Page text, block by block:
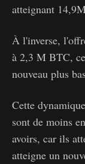
atteignant
À l'inverse,
à 2,3 M BTC,
nouveau plus
Cette
sont de moins
avoirs, car ils
atteigne un